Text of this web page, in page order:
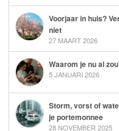
Voorjaar in huis?
niet
27 MAART 2026
Waarom je nu al
5 JANUARI 2026
Storm, vorst of
je portemonnee
28 NOVEMBER 2025